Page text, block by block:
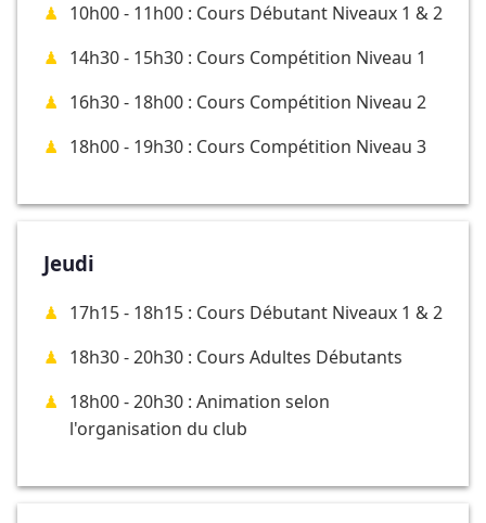
10h00 - 11h00 : Cours Débutant Niveaux 1 & 2
14h30 - 15h30 : Cours Compétition Niveau 1
16h30 - 18h00 : Cours Compétition Niveau 2
18h00 - 19h30 : Cours Compétition Niveau 3
Jeudi
17h15 - 18h15 : Cours Débutant Niveaux 1 & 2
18h30 - 20h30 : Cours Adultes Débutants
18h00 - 20h30 : Animation selon
l'organisation du club